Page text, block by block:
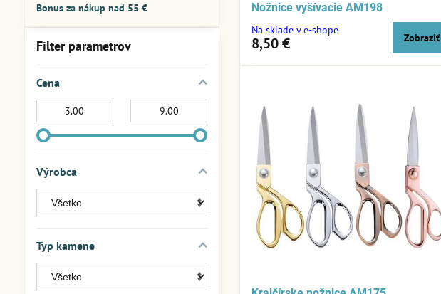
Nožnice vyšívacie AM198
Na sklade v e-shope
8,50 € Zobraziť
Filter parametrov
Cena
Výrobca
Typ kamene
Bonus za nákup nad 55 €